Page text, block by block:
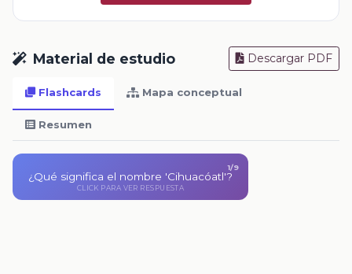
Material de estudio Descargar PDF
Flashcards Mapa conceptual
Resumen
1/9
¿Qué significa el nombre 'Cihuacóatl'?
CLICK PARA VER RESPUESTA
Significa «serpiente de la cintura».
CLICK PARA VOLVER